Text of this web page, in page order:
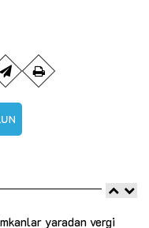
yaradan vergi